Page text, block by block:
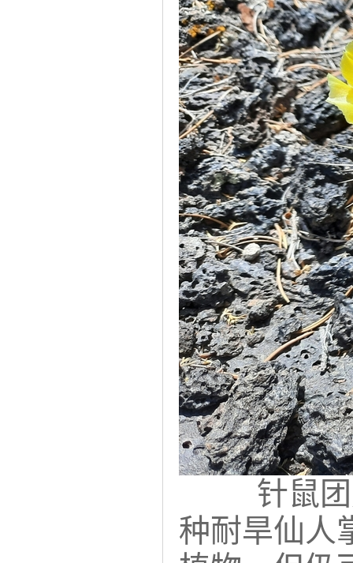
针鼠
种耐旱仙人